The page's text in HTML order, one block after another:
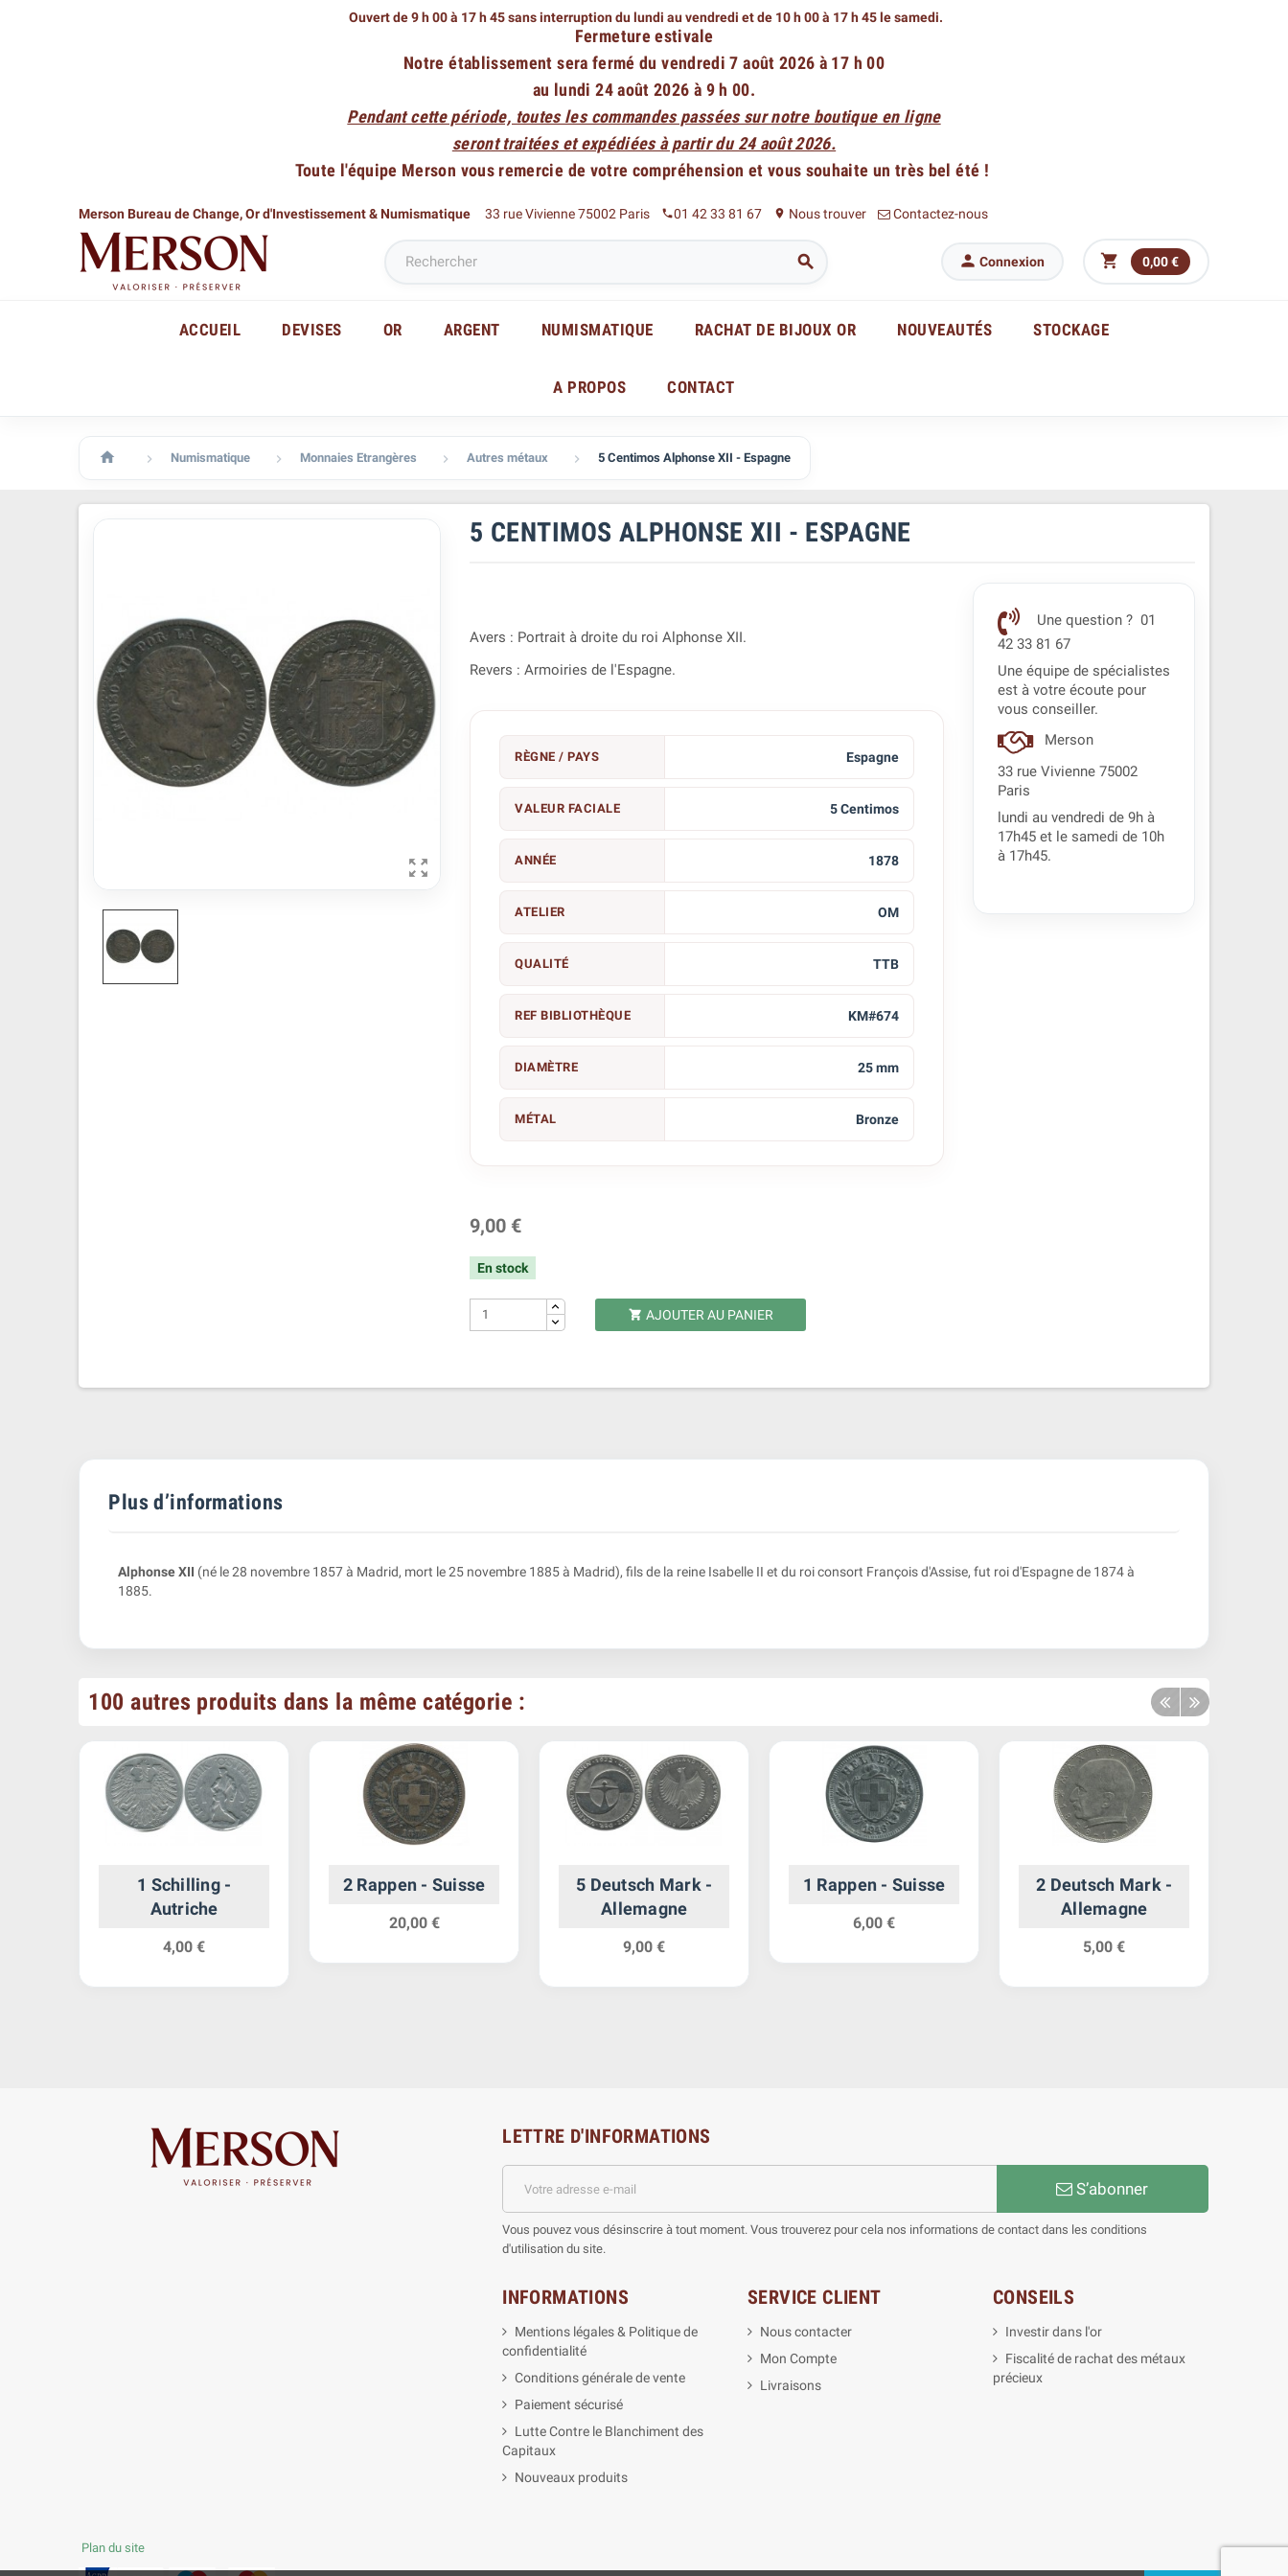
Ouvert de 9 h 00 à 17 h 45 sans interruption du lundi au vendredi et de 10 h 00 à 17 h 45 le samedi.
Fermeture estivale
Notre établissement sera fermé du vendredi 7 août 2026 à 17 h 00
au lundi 24 août 2026 à 9 h 00.
Pendant cette période, toutes les commandes passées sur notre boutique en ligne
seront traitées et expédiées à partir du 24 août 2026.
Toute l'équipe Merson vous remercie de votre compréhension et vous souhaite un très bel été !
Merson Bureau de Change, Or d'Investissement & Numismatique 33 rue Vivienne 75002 Paris phone01 42 33 81 67 place Nous trouver Contactez-nous
  Connexion  0,00 €
ACCUEIL DEVISES OR ARGENT NUMISMATIQUE RACHAT DE BIJOUX OR NOUVEAUTÉS STOCKAGE
A PROPOS CONTACT
  Numismatique  Monnaies Etrangères  Autres métaux  5 Centimos Alphonse XII - Espagne

5 CENTIMOS ALPHONSE XII - ESPAGNE
Avers : Portrait à droite du roi Alphonse XII.
Revers : Armoiries de l'Espagne.
RÈGNE / PAYS Espagne
VALEUR FACIALE 5 Centimos
ANNÉE 1878
ATELIER OM
QUALITÉ TTB
REF BIBLIOTHÈQUE KM#674
DIAMÈTRE 25 mm
MÉTAL Bronze
9,00 €
En stock
 AJOUTER AU PANIER
Une question ? 01
42 33 81 67
Une équipe de spécialistes
est à votre écoute pour
vous conseiller.
Merson
33 rue Vivienne 75002
Paris
lundi au vendredi de 9h à
17h45 et le samedi de 10h
à 17h45.
Plus d’informations
Alphonse XII (né le 28 novembre 1857 à Madrid, mort le 25 novembre 1885 à Madrid), fils de la reine Isabelle II et du roi consort François d'Assise, fut roi d'Espagne de 1874 à
1885.
100 autres produits dans la même catégorie :
1 Schilling -
Autriche
4,00 €
2 Rappen - Suisse
20,00 €
5 Deutsch Mark -
Allemagne
9,00 €
1 Rappen - Suisse
6,00 €
2 Deutsch Mark -
Allemagne
5,00 €
LETTRE D'INFORMATIONS
S’abonner
Vous pouvez vous désinscrire à tout moment. Vous trouverez pour cela nos informations de contact dans les conditions
d'utilisation du site.
INFORMATIONS
Mentions légales & Politique de
confidentialité
Conditions générale de vente
Paiement sécurisé
Lutte Contre le Blanchiment des
Capitaux
Nouveaux produits
SERVICE CLIENT
Nous contacter
Mon Compte
Livraisons
CONSEILS
Investir dans l'or
Fiscalité de rachat des métaux
précieux
Plan du site